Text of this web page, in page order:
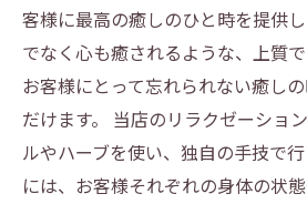
客様に最高の癒しのひと時を提供
でなく心も癒されるような、上質で
お客様にとって忘れられない癒し
だけます。 当店のリラクゼーショ
ルやハーブを使い、独自の手技で
には、お客様それぞれの身体の状